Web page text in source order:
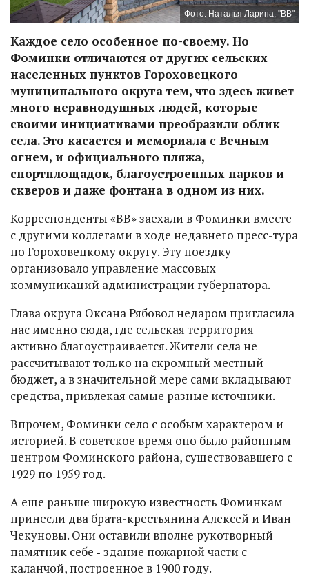
Фото: Наталья Ларина, "ВВ"
Каждое село особенное по-своему. Но
Фоминки отличаются от других сельских
населенных пунктов Гороховецкого
муниципального округа тем, что здесь живет
много неравнодушных людей, которые
своими инициативами преобразили облик
села. Это касается и мемориала с Вечным
огнем, и официального пляжа,
спортплощадок, благоустроенных парков и
скверов и даже фонтана в одном из них.
Корреспонденты «ВВ» заехали в Фоминки вместе
с другими коллегами в ходе недавнего пресс-тура
по Гороховецкому округу. Эту поездку
организовало управление массовых
коммуникаций администрации губернатора.
Глава округа Оксана Рябовол недаром пригласила
нас именно сюда, где сельская территория
активно благоустраивается. Жители села не
рассчитывают только на скромный местный
бюджет, а в значительной мере сами вкладывают
средства, привлекая самые разные источники.
Впрочем, Фоминки село с особым характером и
историей. В советское время оно было районным
центром Фоминского района, существовавшего с
1929 по 1959 год.
А еще раньше широкую известность Фоминкам
принесли два брата-крестьянина Алексей и Иван
Чекуновы. Они оставили вполне рукотворный
памятник себе ‑ здание пожарной части с
каланчой, построенное в 1900 году.